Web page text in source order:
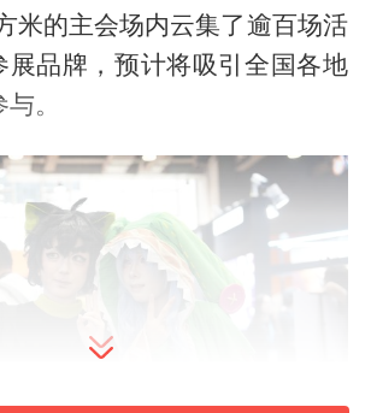
米的主会场内云集了逾百场活
展品牌，预计将吸引全国各地
。